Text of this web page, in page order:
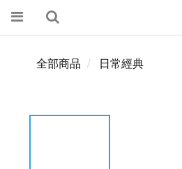
全部商品 日常經典